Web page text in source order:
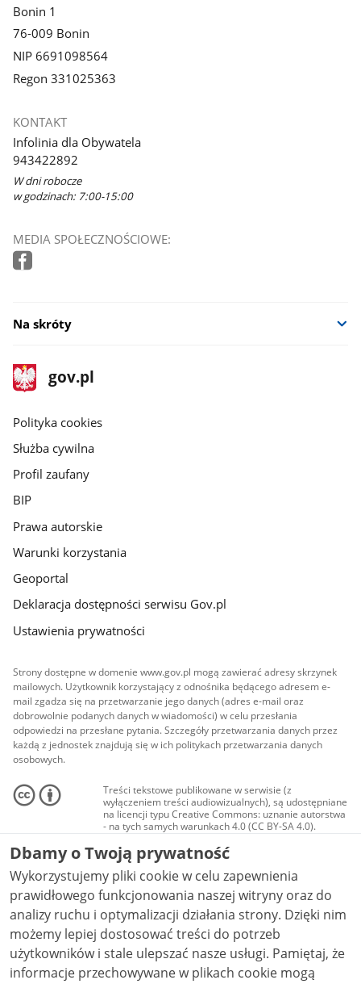
Bonin 1
76-009 Bonin
NIP 6691098564
Regon 331025363
KONTAKT
Infolinia dla Obywatela
943422892
W dni robocze
w godzinach: 7:00-15:00
MEDIA SPOŁECZNOŚCIOWE:
Na skróty
stopka
gov.pl
Strona
gov.pl
gov.pl
Polityka cookies
Służba cywilna
Profil zaufany
BIP
Prawa autorskie
Warunki korzystania
Geoportal
Deklaracja dostępności serwisu Gov.pl
Ustawienia prywatności
Strony dostępne w domenie www.gov.pl mogą zawierać adresy skrzynek
mailowych. Użytkownik korzystający z odnośnika będącego adresem e-
mail zgadza się na przetwarzanie jego danych (adres e-mail oraz
dobrowolnie podanych danych w wiadomości) w celu przesłania
odpowiedzi na przesłane pytania. Szczegóły przetwarzania danych przez
każdą z jednostek znajdują się w ich politykach przetwarzania danych
osobowych.
Treści tekstowe publikowane w serwisie (z
wyłączeniem treści audiowizualnych), są udostępniane
na licencji typu Creative Commons: uznanie autorstwa
- na tych samych warunkach 4.0 (CC BY-SA 4.0).
Materiały audiowizualne, w tym zdjęcia, materiały
audio i wideo, są udostępniane na licencji typu
Creative Commons: uznanie autorstwa użycie
niekomercyjne - bez utworów zależnych 4.0 (CC BY-
NC-ND 4.0), o ile nie jest to stwierdzone inaczej.
Dbamy o Twoją prywatność
Wykorzystujemy pliki cookie w celu zapewnienia
prawidłowego funkcjonowania naszej witryny oraz do
analizy ruchu i optymalizacji działania strony. Dzięki nim
możemy lepiej dostosować treści do potrzeb
użytkowników i stale ulepszać nasze usługi. Pamiętaj, że
informacje przechowywane w plikach cookie mogą